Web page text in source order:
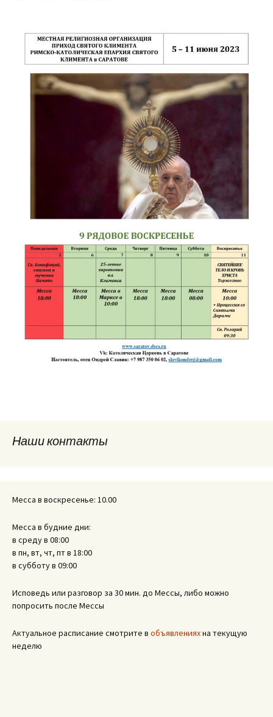
Наши контакты
Месса в воскресенье: 10.00
Месса в будние дни:
в среду в 08:00
в пн, вт, чт, пт в 18:00
в субботу в 09:00
Исповедь или разговор за 30 мин. до Мессы, либо можно
попросить после Мессы
Актуальное расписание смотрите в объявленияхна текущую
неделю